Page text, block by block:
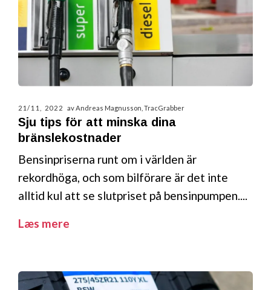
21/11, 2022 av Andreas Magnusson, TracGrabber
Sju tips för att minska dina
bränslekostnader
Bensinpriserna runt om i världen är
rekordhöga, och som bilförare är det inte
alltid kul att se slutpriset på bensinpumpen....
Læs mere